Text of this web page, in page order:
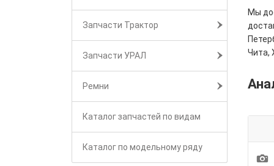
Запчасти Трактор
Запчасти УРАЛ
Ремни
Каталог запчастей по видам
Каталог по модельному ряду
Мы
Чита,
1